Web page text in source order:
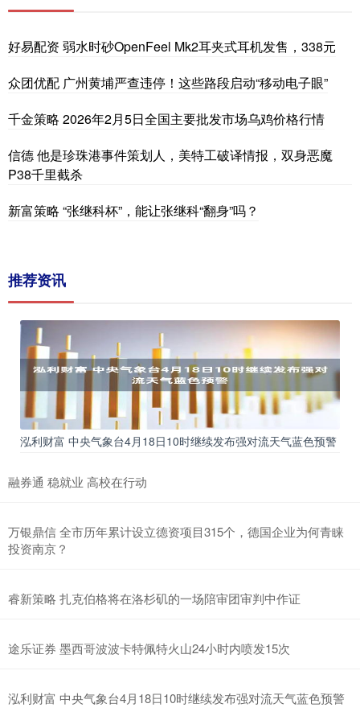
好易配资 弱水时砂OpenFeel Mk2耳夹式耳机发售，338元
众团优配 广州黄埔严查违停！这些路段启动“移动电子眼”
千金策略 2026年2月5日全国主要批发市场乌鸡价格行情
信德 他是珍珠港事件策划人，美特工破译情报，双身恶魔
P38千里截杀
新富策略 “张继科杯”，能让张继科“翻身”吗？
推荐资讯
泓利财富 中央气象台4月18日10时继续发布强对流天气蓝色预警
融券通 稳就业 高校在行动
万银鼎信 全市历年累计设立德资项目315个，德国企业为何青睐
投资南京？
睿新策略 扎克伯格将在洛杉矶的一场陪审团审判中作证
途乐证券 墨西哥波波卡特佩特火山24小时内喷发15次
泓利财富 中央气象台4月18日10时继续发布强对流天气蓝色预警